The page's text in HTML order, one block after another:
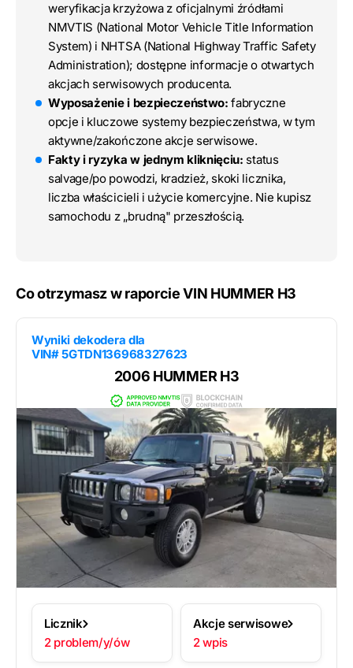
weryfikacja krzyżowa z oficjalnymi źródłami
NMVTIS (National Motor Vehicle Title Information
System) i NHTSA (National Highway Traffic Safety
Administration); dostępne informacje o otwartych
akcjach serwisowych producenta.
Wyposażenie i bezpieczeństwo: fabryczne
opcje i kluczowe systemy bezpieczeństwa, w tym
aktywne/zakończone akcje serwisowe.
Fakty i ryzyka w jednym kliknięciu: status
salvage/po powodzi, kradzież, skoki licznika,
liczba właścicieli i użycie komercyjne. Nie kupisz
samochodu z „brudną" przeszłością.
Co otrzymasz w raporcie VIN HUMMER H3
Wyniki dekodera dla
VIN# 5GTDN136968327623
2006 HUMMER H3
Licznik
2 problem/y/ów
Akcje serwisowe
2 wpis